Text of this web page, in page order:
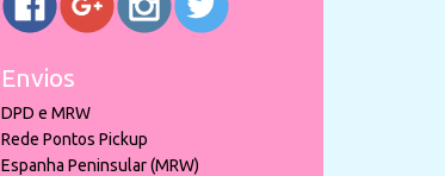
Envios
DPD e MRW
Rede Pontos Pickup
Espanha Peninsular (MRW)